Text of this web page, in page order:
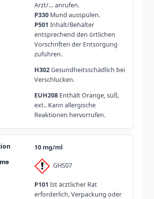
Arzt/… anrufen.
P330Mund ausspülen.
P501 Inhalt/Behälter
entsprechend den örtlichen
Vorschriften der Entsorgung
zuführen.
H302Gesundheitsschädlich bei
Verschlucken.
EUH208Enthält Orange, süß,
ext.. Kann allergische
Reaktionen hervorrufen.
10 mg/ml
GHS07
P101 Ist ärztlicher Rat
erforderlich, Verpackung oder